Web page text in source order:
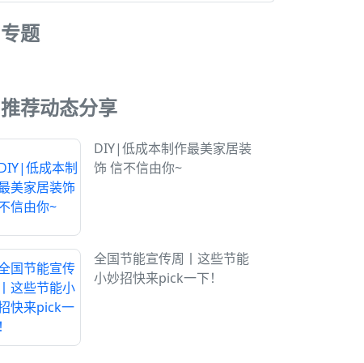
专题
推荐动态分享
DIY|低成本制作最美家居装
饰 信不信由你~
全国节能宣传周丨这些节能
小妙招快来pick一下！